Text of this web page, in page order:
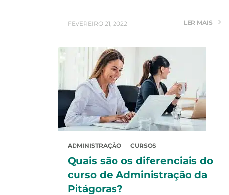
FEVEREIRO 21, 2022 LER MAIS
ADMINISTRAÇÃO CURSOS
Quais são os diferenciais do
curso de Administração da
Pitágoras?